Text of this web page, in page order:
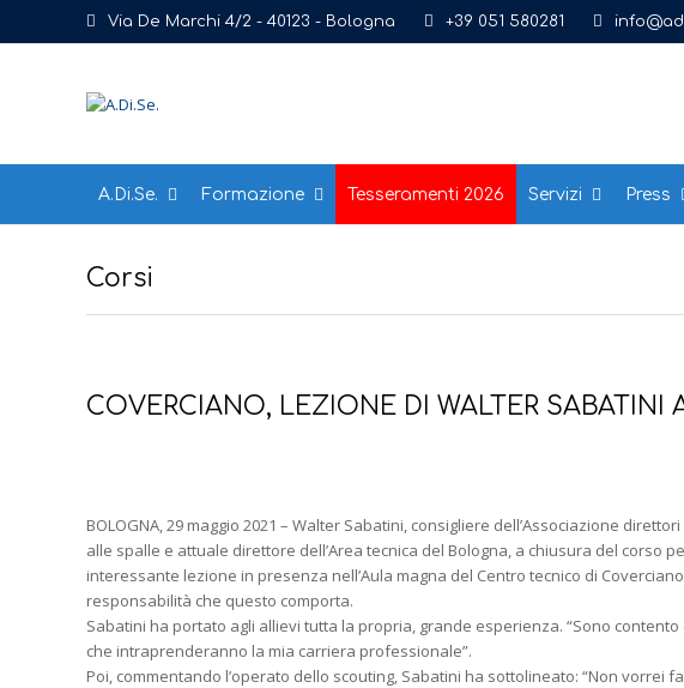
Via De Marchi 4/2 - 40123 - Bologna +39 051 580281
A.Di.Se. Formazione Tesseramenti 2026 Servizi Press
Corsi
COVERCIANO, LEZIONE DI WALTER SABATINI
BOLOGNA, 29 maggio 2021 – Walter Sabatini, consigliere dell’Associazione
alle spalle e attuale direttore dell’Area tecnica del Bologna, a chiusura del corso
interessante lezione in presenza nell’Aula magna del Centro tecnico di
responsabilità che questo comporta.
Sabatini ha portato agli allievi tutta la propria, grande esperienza. “Sono
che intraprenderanno la mia carriera professionale”.
Poi, commentando l’operato dello scouting, Sabatini ha sottolineato: “Non vorrei